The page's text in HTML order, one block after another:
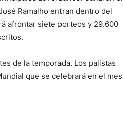
Ramalho entran dentro del
afrontar siete porteos y 29.600
de la temporada. Los palistas
que se celebrará en el mes